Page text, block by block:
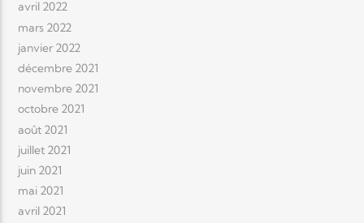
avril 2022
mars 2022
janvier 2022
décembre 2021
novembre 2021
octobre 2021
août 2021
juillet 2021
juin 2021
mai 2021
avril 2021